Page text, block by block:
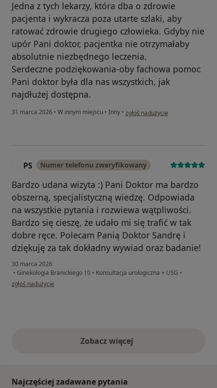
Jedna z tych lekarzy, która dba o zdrowie
pacjenta i wykracza poza utarte szlaki, aby
ratować zdrowie drugiego człowieka. Gdyby nie
upór Pani doktor, pacjentka nie otrzymałaby
absolutnie niezbędnego leczenia.
Serdeczne podziękowania-oby fachowa pomoc
Pani doktor była dla nas wszystkich, jak
najdłużej dostępna.
31 marca 2026 • W innym miejscu • Inny • w opinii użytkownika Krzysztof B.
zgłoś nadużycie
PS Numer telefonu zweryfikowany
Bardzo udana wizyta :) Pani Doktor ma bardzo
obszerną, specjalistyczną wiedzę. Odpowiada
na wszystkie pytania i rozwiewa wątpliwości.
Bardzo się cieszę, że udało mi się trafić w tak
dobre ręce. Polecam Panią Doktor Sandrę i
dziękuję za tak dokładny wywiad oraz badanie!
30 marca 2026
• Ginekologia Branickiego 10 • Konsultacja urologiczna + USG •
w opinii użytkownika PS
zgłoś nadużycie
Zobacz więcejopinie powyżej
Najczęściej zadawane pytania